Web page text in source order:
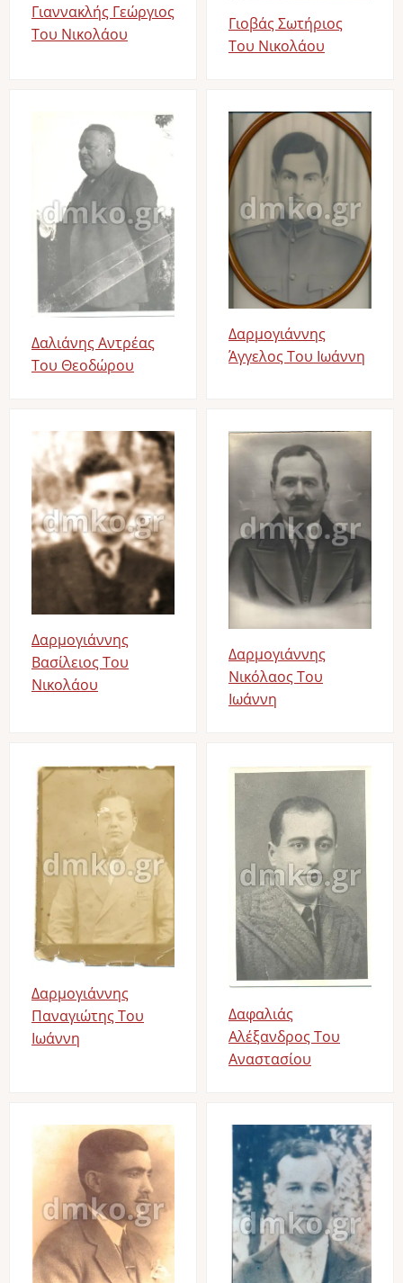
Γιαννακλής Γεώργιος
Του Νικολάου
Γιοβάς Σωτήριος
Του Νικολάου
Δαλιάνης Αντρέας
Του Θεοδώρου
Image
Δαρμογιάννης
Άγγελος Του Ιωάννη
Δαρμογιάννης
Βασίλειος Του
Νικολάου
Image
Δαρμογιάννης
Νικόλαος Του
Ιωάννη
Image
Δαρμογιάννης
Παναγιώτης Του
Ιωάννη
Image
Δαφαλιάς
Αλέξανδρος Του
Αναστασίου
Image Image